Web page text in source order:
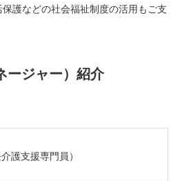
護などの社会福祉制度の活用もご支
ージャー）紹介
護支援専門員）